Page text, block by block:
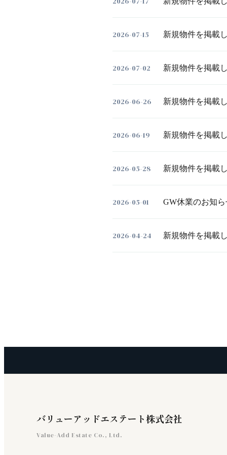
2026-07-15 新規物件を掲載
2026-07-02 新規物件を掲載
2026-06-26 新規物件を掲載
2026-06-19 新規物件を掲載
2026-05-28 新規物件を掲載
2026-05-01 GW休業のお知ら
2026-04-24 新規物件を掲載
バリューアッドエステート株式会社
Value-Add Estate Co., Ltd.